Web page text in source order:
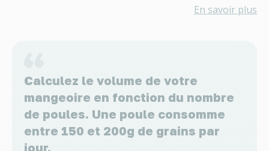
En savoir plus
Calculez le volume de votre
mangeoire en fonction du nombre
de poules. Une poule consomme
entre 150 et 200g de grains par
jour.